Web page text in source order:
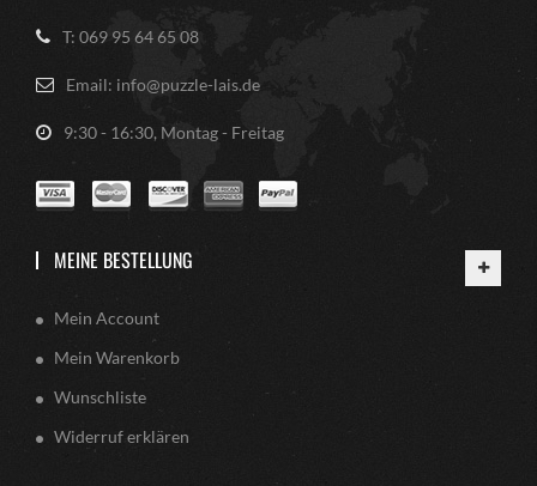
T: 069 95 64 65 08
Email: info@puzzle-lais.de
9:30 - 16:30, Montag - Freitag
MEINE BESTELLUNG
Mein Account
Mein Warenkorb
Wunschliste
Widerruf erklären